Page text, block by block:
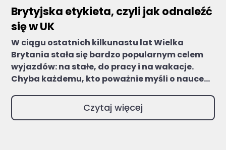
Brytyjska etykieta, czyli jak odnaleźć
się w UK
W ciągu ostatnich kilkunastu lat Wielka
Brytania stała się bardzo popularnym celem
wyjazdów: na stałe, do pracy i na wakacje.
Chyba każdemu, kto poważnie myśli o nauce...
Czytaj więcej